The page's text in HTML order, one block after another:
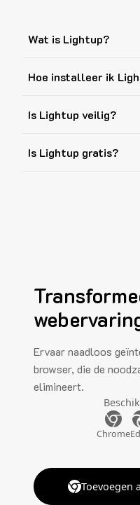
Wat is Lightup?
Hoe installeer ik
Is Lightup veilig?
Is Lightup gratis?
Ervaar naadloos
browser, die de
elimineert.
Chrome
Toevoegen